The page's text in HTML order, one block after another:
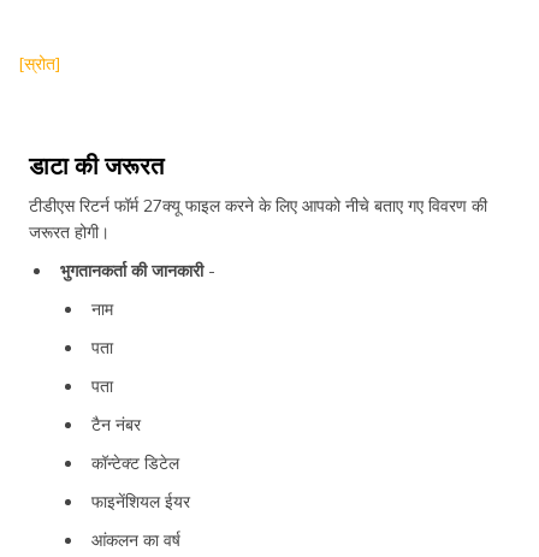
[स्रोत]
डाटा की जरूरत
टीडीएस रिटर्न फॉर्म 27क्यू फाइल करने के लिए आपको नीचे बताए गए विवरण की
जरूरत होगी।
भुगतानकर्ता की जानकारी-
नाम
पता
पता
टैन नंबर
कॉन्टेक्ट डिटेल
फाइनेंशियल ईयर
आंकलन का वर्ष